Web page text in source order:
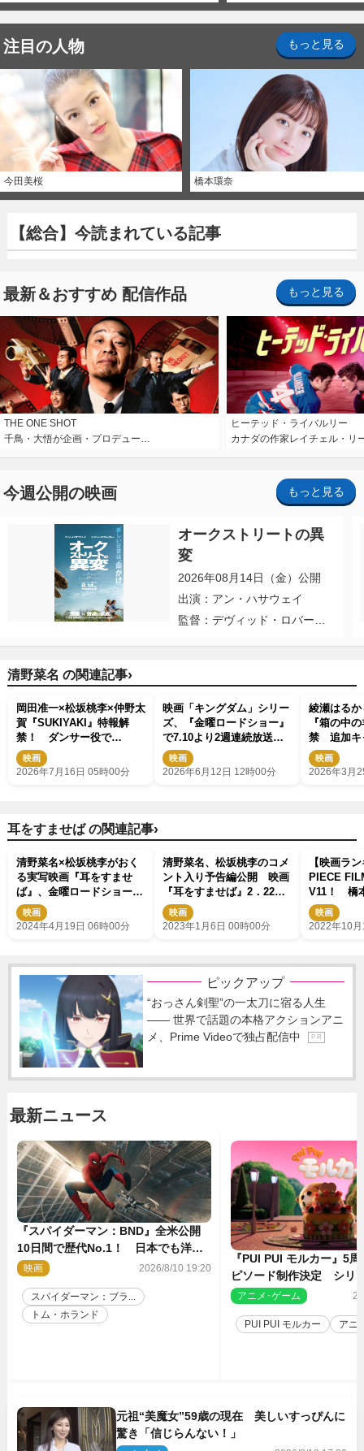
注目の人物 もっと見る
今田美桜 橋本環奈
【総合】今読まれている記事
最新＆おすすめ 配信作品 もっと見る
THE ONE SHOT
千鳥・大悟が企画・プロデュー…
ヒーテッド・ライバルリー
カナダの作家レイチェル・リ
今週公開の映画 もっと見る
オークストリートの異
変
2026年08月14日（金）公開
出演：アン・ハサウェイ
監督：デヴィッド・ロバー
清野菜名 の関連記事›
岡田准一×松坂桃李×仲野太
賀『SUKIYAKI』特報解
禁！ ダンサー役で
NOSUKEも出演
映画
2026年7月16日 05時00分
映画「キングダム」シリー
ズ、『金曜ロードショー』
で7.10より2週連続放送決
定！
映画
2026年6月12日 12時00分
綾瀬はる
『箱の中
禁 追加キ
名・寛一
映画
2026年3月
耳をすませば の関連記事›
清野菜名×松坂桃李がおく
る実写映画『耳をすませ
ば』、金曜ロードショーで
5.10地上波初放送！
映画
2024年4月19日 06時00分
清野菜名、松坂桃李のコメ
ント入り予告編公開 映画
『耳をすませば』2．22ブ
ルーレイ＆DVD発売決定
映画
2023年1月6日 00時00分
【映画ラ
PIECE
V11！ 橋
ラダ探し
『耳をす
映画
2022年10
ピックアップ
“おっさん剣聖”の一太刀に宿る人生
―― 世界で話題の本格アクションアニ
メ、Prime Videoで独占配信中
P R
最新ニュース
『スパイダーマン：BND』全米公開
10日間で歴代No.1！ 日本でも洋画
実写最速で興収30億円突破
映画 2026/8/10 19:20
スパイダーマン：ブラ...
トム・ホランド
『PUI PUI モルカー』5
ピソード制作決定 シリ
親・見里朝希監督が復帰
アニメ･ゲーム
PUI PUI モルカー アニ
元祖“美魔女”59歳の現在 美しいすっぴんに
驚き「信じらんない！」